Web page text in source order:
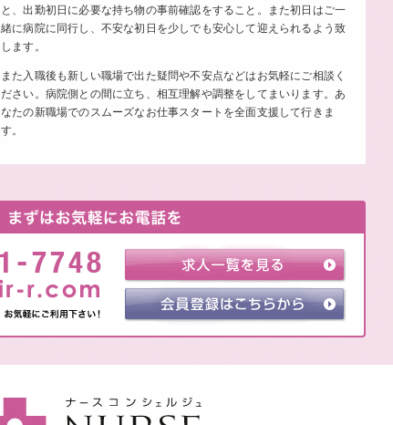
と、出勤初日に必要な持ち物の事前確認をすること。また初日はご一
緒に病院に同行し、不安な初日を少しでも安心して迎えられるよう致
します。
また入職後も新しい職場で出た疑問や不安点などはお気軽にご相談く
ださい。病院側との間に立ち、相互理解や調整をしてまいります。あ
なたの新職場でのスムーズなお仕事スタートを全面支援して行きま
す。